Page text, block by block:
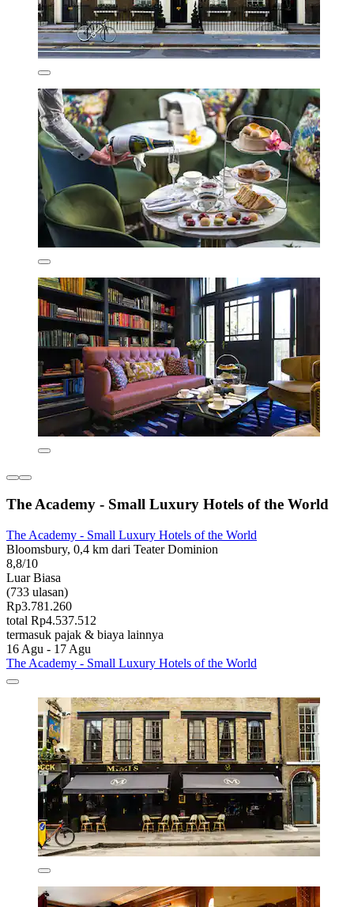
The Academy - Small Luxury Hotels of the World
The Academy - Small Luxury Hotels of the World
Bloomsbury, 0,4 km dari Teater Dominion
8,8/10
Luar Biasa
(733 ulasan)
Rp3.781.260
total Rp4.537.512
termasuk pajak & biaya lainnya
16 Agu - 17 Agu
The Academy - Small Luxury Hotels of the World